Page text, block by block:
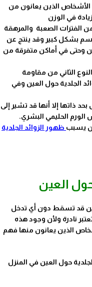
الأشخاص الذين يعانون من
في الوزن
الفترات الصعبة والمرهقة
بشكل كبير وقد ينتج عن
وحتى في أماكن متفرقة من
الثاني من مقاومة
الجلدية حول العين وفي
ذاتها إلا أنها قد تشير إلى
الحليمي البشري.
يسبب ظهور الزوائد الجلدية
حول العين
قد تسقط دون أي تدخل
نادرة ولأن وجود هذه
الذين يعانون منها فهم
حول العين في المنزل